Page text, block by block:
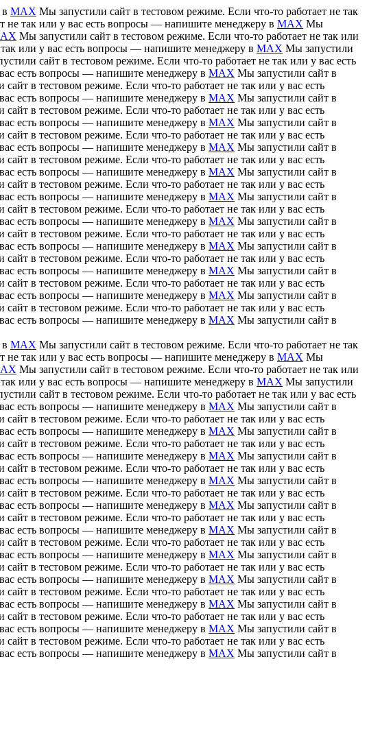
MAX Мы запустили сайт в тестовом режиме. Если что-то работает не так
не так или у вас есть вопросы — напишите менеджеру в MAX Мы
Мы запустили сайт в тестовом режиме. Если что-то работает не так или
или у вас есть вопросы — напишите менеджеру в MAX Мы запустили
сайт в тестовом режиме. Если что-то работает не так или у вас есть
есть вопросы — напишите менеджеру в MAX Мы запустили сайт в
в тестовом режиме. Если что-то работает не так или у вас есть
есть вопросы — напишите менеджеру в MAX Мы запустили сайт в
в тестовом режиме. Если что-то работает не так или у вас есть
есть вопросы — напишите менеджеру в MAX Мы запустили сайт в
в тестовом режиме. Если что-то работает не так или у вас есть
есть вопросы — напишите менеджеру в MAX Мы запустили сайт в
в тестовом режиме. Если что-то работает не так или у вас есть
есть вопросы — напишите менеджеру в MAX Мы запустили сайт в
в тестовом режиме. Если что-то работает не так или у вас есть
есть вопросы — напишите менеджеру в MAX Мы запустили сайт в
в тестовом режиме. Если что-то работает не так или у вас есть
есть вопросы — напишите менеджеру в MAX Мы запустили сайт в
в тестовом режиме. Если что-то работает не так или у вас есть
есть вопросы — напишите менеджеру в MAX Мы запустили сайт в
в тестовом режиме. Если что-то работает не так или у вас есть
есть вопросы — напишите менеджеру в MAX Мы запустили сайт в
в тестовом режиме. Если что-то работает не так или у вас есть
есть вопросы — напишите менеджеру в MAX Мы запустили сайт в
в тестовом режиме. Если что-то работает не так или у вас есть
есть вопросы — напишите менеджеру в MAX Мы запустили сайт в
MAX Мы запустили сайт в тестовом режиме. Если что-то работает не так
не так или у вас есть вопросы — напишите менеджеру в MAX Мы
Мы запустили сайт в тестовом режиме. Если что-то работает не так или
или у вас есть вопросы — напишите менеджеру в MAX Мы запустили
сайт в тестовом режиме. Если что-то работает не так или у вас есть
есть вопросы — напишите менеджеру в MAX Мы запустили сайт в
в тестовом режиме. Если что-то работает не так или у вас есть
есть вопросы — напишите менеджеру в MAX Мы запустили сайт в
в тестовом режиме. Если что-то работает не так или у вас есть
есть вопросы — напишите менеджеру в MAX Мы запустили сайт в
в тестовом режиме. Если что-то работает не так или у вас есть
есть вопросы — напишите менеджеру в MAX Мы запустили сайт в
в тестовом режиме. Если что-то работает не так или у вас есть
есть вопросы — напишите менеджеру в MAX Мы запустили сайт в
в тестовом режиме. Если что-то работает не так или у вас есть
есть вопросы — напишите менеджеру в MAX Мы запустили сайт в
в тестовом режиме. Если что-то работает не так или у вас есть
есть вопросы — напишите менеджеру в MAX Мы запустили сайт в
в тестовом режиме. Если что-то работает не так или у вас есть
есть вопросы — напишите менеджеру в MAX Мы запустили сайт в
в тестовом режиме. Если что-то работает не так или у вас есть
есть вопросы — напишите менеджеру в MAX Мы запустили сайт в
в тестовом режиме. Если что-то работает не так или у вас есть
есть вопросы — напишите менеджеру в MAX Мы запустили сайт в
в тестовом режиме. Если что-то работает не так или у вас есть
есть вопросы — напишите менеджеру в MAX Мы запустили сайт в